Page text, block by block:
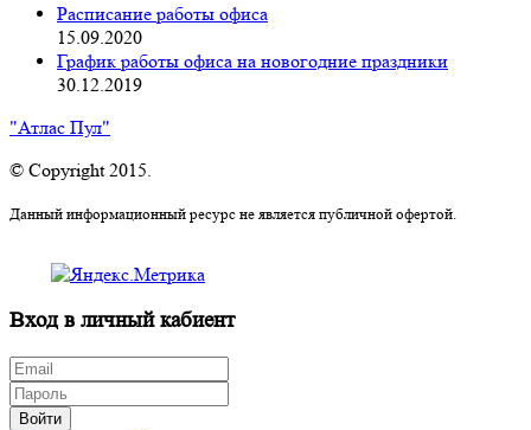
Расписание работы офиса
15.09.2020
График работы офиса на новогодние праздники
30.12.2019
"Атлас Пул"
© Copyright 2015.
Данный информационный ресурс не является публичной офертой.
Вход в личный кабиент
Войти